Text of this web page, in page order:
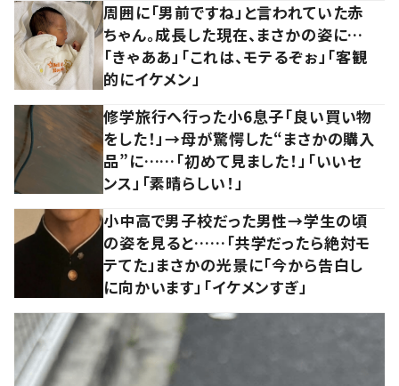
周囲に「男前ですね」と言われていた赤
ちゃん。成長した現在、まさかの姿に…
「きゃああ」「これは、モテるぞぉ」「客観
的にイケメン」
修学旅行へ行った小6息子「良い買い物
をした！」→母が驚愕した“まさかの購入
品”に……「初めて見ました！」「いいセ
ンス」「素晴らしい！」
小中高で男子校だった男性→学生の頃
の姿を見ると……「共学だったら絶対モ
テてた」まさかの光景に「今から告白し
に向かいます」「イケメンすぎ」